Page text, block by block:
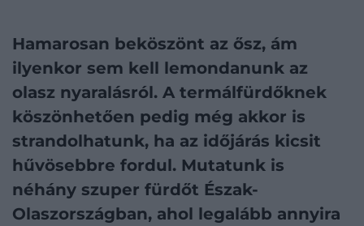
Hamarosan beköszönt az ősz, ám
ilyenkor sem kell lemondanunk az
olasz nyaralásról. A termálfürdőknek
köszönhetően pedig még akkor is
strandolhatunk, ha az időjárás kicsit
hűvösebbre fordul. Mutatunk is
néhány szuper fürdőt Észak-
Olaszországban, ahol legalább annyira